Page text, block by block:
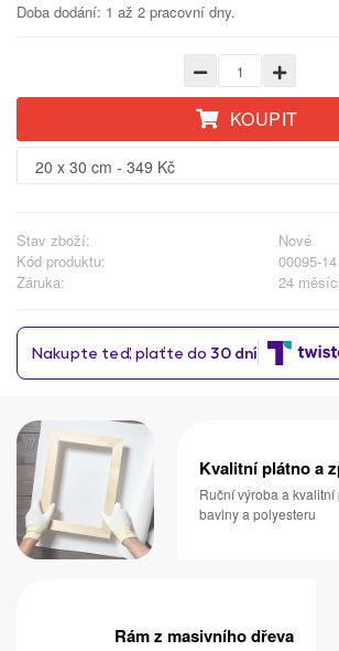
Doba dodání: 1 až 2 pracovní dny.
KOUPIT
Stav zboží:
Nové
Kód produktu:
00095-14
Záruka:
24
Kvalitní plátno a
Ruční výroba a kvalitní
bavlny a polyesteru
Rám z masivního dřeva